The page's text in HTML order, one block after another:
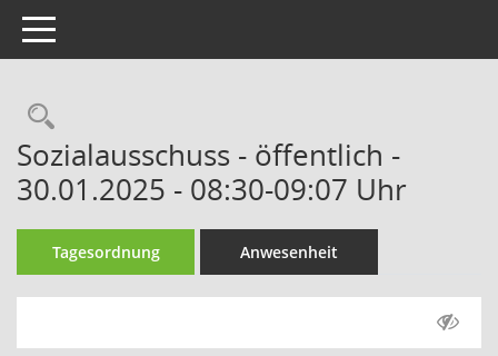
Toggle navigation
Rechercheauswahl
Sozialausschuss - öffentlich -
30.01.2025 - 08:30-09:07 Uhr
Tagesordnung Anwesenheit